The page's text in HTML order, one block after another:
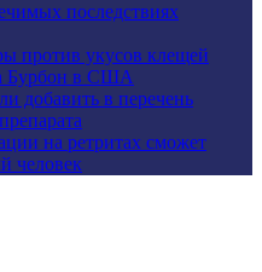
последствиях
против укусов клещей
Бурбон в США
добавить в перечень
на ретритах сможет
человек